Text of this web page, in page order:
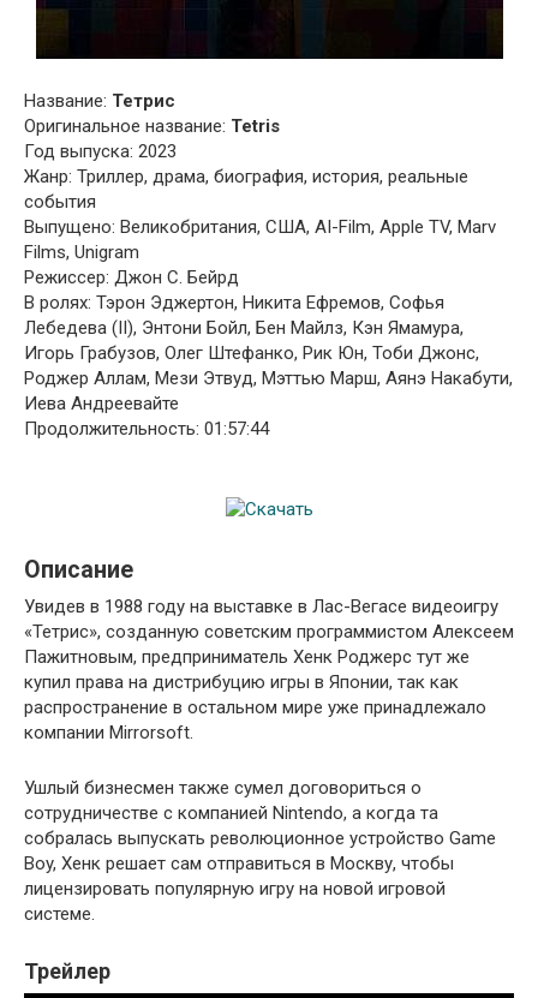
Название: Тетрис
Оригинальное название: Tetris
Год выпуска: 2023
Жанр: Триллер, драма, биография, история, реальные
события
Выпущено: Великобритания, США, AI-Film, Apple TV, Marv
Films, Unigram
Режиссер: Джон С. Бейрд
В ролях: Тэрон Эджертон, Никита Ефремов, Софья
Лебедева (II), Энтони Бойл, Бен Майлз, Кэн Ямамура,
Игорь Грабузов, Олег Штефанко, Рик Юн, Тоби Джонс,
Роджер Аллам, Мези Этвуд, Мэттью Марш, Аянэ Накабути,
Иева Андреевайте
Продолжительность: 01:57:44
Описание
Увидев в 1988 году на выставке в Лас-Вегасе видеоигру
«Тетрис», созданную советским программистом Алексеем
Пажитновым, предприниматель Хенк Роджерс тут же
купил права на дистрибуцию игры в Японии, так как
распространение в остальном мире уже принадлежало
компании Mirrorsoft.
Ушлый бизнесмен также сумел договориться о
сотрудничестве с компанией Nintendo, а когда та
собралась выпускать революционное устройство Game
Boy, Хенк решает сам отправиться в Москву, чтобы
лицензировать популярную игру на новой игровой
системе.
Трейлер